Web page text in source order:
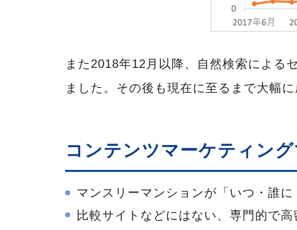
また2018年12月以降、自然検索による
ました。その後も現在に至るまで大幅に
コンテンツマーケティン
マンスリーマンションが「いつ・誰
比較サイトなどにはない、専門的で